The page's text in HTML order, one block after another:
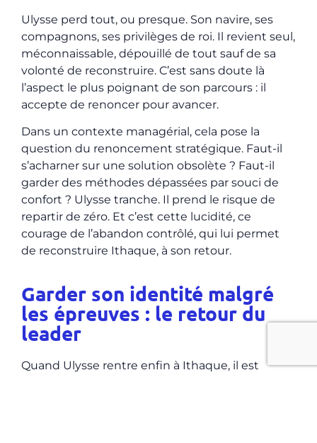
Ulysse perd tout, ou presque. Son navire, ses
compagnons, ses privilèges de roi. Il revient seul,
méconnaissable, dépouillé de tout sauf de sa
volonté de reconstruire. C’est sans doute là
l’aspect le plus poignant de son parcours : il
accepte de renoncer pour avancer.
Dans un contexte managérial, cela pose la
question du renoncement stratégique. Faut-il
s’acharner sur une solution obsolète ? Faut-il
garder des méthodes dépassées par souci de
confort ? Ulysse tranche. Il prend le risque de
repartir de zéro. Et c’est cette lucidité, ce
courage de l’abandon contrôlé, qui lui permet
de reconstruire Ithaque, à son retour.
Garder son identité malgré
les épreuves : le retour du
leader
Quand Ulysse rentre enfin à Ithaque, il est